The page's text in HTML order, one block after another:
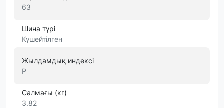
63
Шина түрі
Күшейтілген
Жылдамдық индексі
P
Салмағы (кг)
3.82